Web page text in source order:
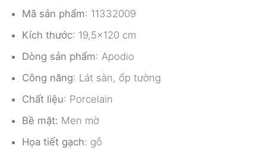
Mã sản phẩm: 11332009
Kích thước: 19,5×120 cm
Dòng sản phẩm: Apodio
Công năng: Lát sàn, ốp tường
Chất liệu: Porcelain
Bề mặt: Men mờ
Họa tiết gạch: gỗ